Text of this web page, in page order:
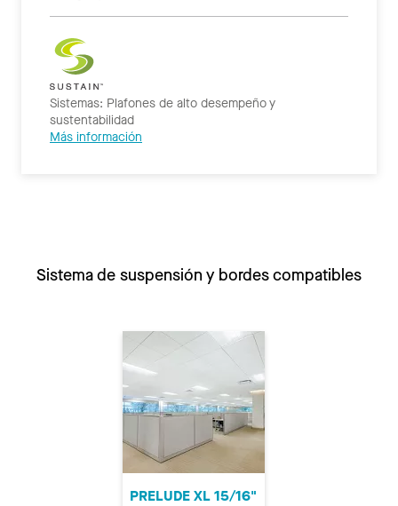
Sistemas: Plafones de alto desempeño y
sustentabilidad
Más información
Sistema de suspensión y bordes compatibles
PRELUDE XL 15/16"